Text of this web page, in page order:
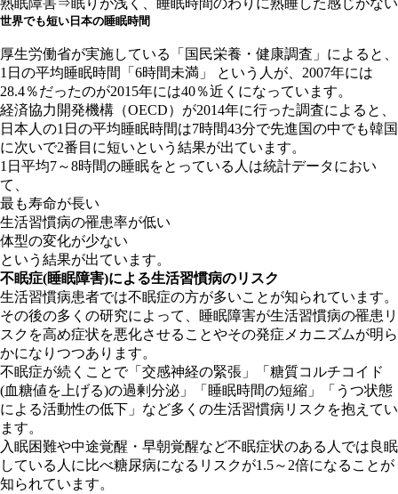
熟眠障害⇒眠りが浅く、睡眠時間のわりに熟睡した感じがない
世界でも短い日本の睡眠時間
厚生労働省が実施している「国民栄養・健康調査」によると、
1日の平均睡眠時間「6時間未満」 という人が、2007年には
28.4％だったのが2015年には40％近くになっています。
経済協力開発機構（OECD）が2014年に行った調査によると、
日本人の1日の平均睡眠時間は7時間43分で先進国の中でも韓国
に次いで2番目に短いという結果が出ています。
1日平均7～8時間の睡眠をとっている人は統計データにおい
て、
最も寿命が長い
生活習慣病の罹患率が低い
体型の変化が少ない
という結果が出ています。
不眠症(睡眠障害)による生活習慣病のリスク
生活習慣病患者では不眠症の方が多いことが知られています。
その後の多くの研究によって、睡眠障害が生活習慣病の罹患リ
スクを高め症状を悪化させることやその発症メカニズムが明ら
かになりつつあります。
不眠症が続くことで「交感神経の緊張」「糖質コルチコイド
(血糖値を上げる)の過剰分泌」「睡眠時間の短縮」「うつ状態
による活動性の低下」など多くの生活習慣病リスクを抱えてい
ます。
入眠困難や中途覚醒・早朝覚醒など不眠症状のある人では良眠
している人に比べ糖尿病になるリスクが1.5～2倍になることが
知られています。